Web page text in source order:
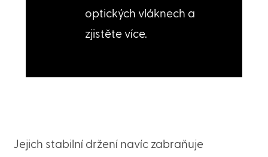
optických vláknech a
zjistěte více.
Jejich stabilní držení navíc zabraňuje